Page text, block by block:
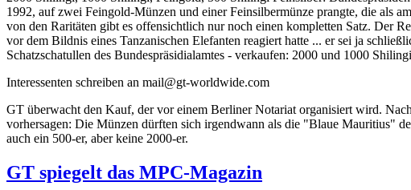
1992, auf zwei Feingold-Münzen und einer Feinsilbermünze prangte, die als
von den Raritäten gibt es offensichtlich nur noch einen kompletten Satz. Der
vor dem Bildnis eines Tanzanischen Elefanten reagiert hatte ... er sei ja
Schatzschatullen des Bundespräsidialamtes - verkaufen: 2000 und 1000
Interessenten schreiben an mail@gt-worldwide.com
GT überwacht den Kauf, der vor einem Berliner Notariat organisiert wird.
vorhersagen: Die Münzen dürften sich irgendwann als die "Blaue Mauritius"
auch ein 500-er, aber keine 2000-er.
GT spiegelt das MPC-Magazin